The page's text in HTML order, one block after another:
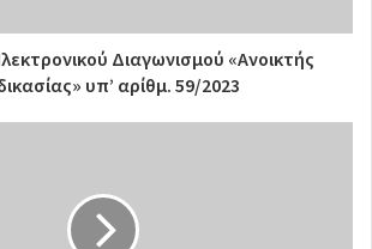
Διαγωνισμού «Ανοικτής
υπ’ αρίθμ. 59/2023